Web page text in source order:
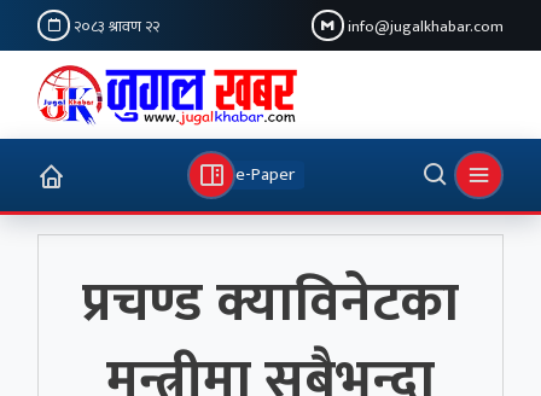
२०८३ श्रावण २२ info@jugalkhabar.com
e-Paper
प्रचण्ड क्याविनेटका